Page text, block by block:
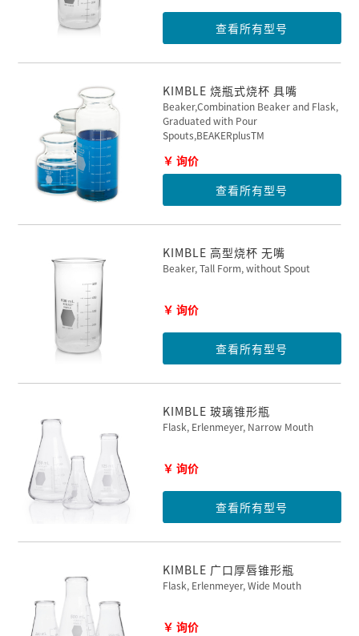
查看所有型号
KIMBLE 烧瓶式烧杯 具嘴
Beaker,Combination Beaker and Flask,
Graduated with Pour
Spouts,BEAKERplusTM
￥ 询价
查看所有型号
KIMBLE 高型烧杯 无嘴
Beaker, Tall Form, without Spout
￥ 询价
查看所有型号
KIMBLE 玻璃锥形瓶
Flask, Erlenmeyer, Narrow Mouth
￥ 询价
查看所有型号
KIMBLE 广口厚唇锥形瓶
Flask, Erlenmeyer, Wide Mouth
￥ 询价